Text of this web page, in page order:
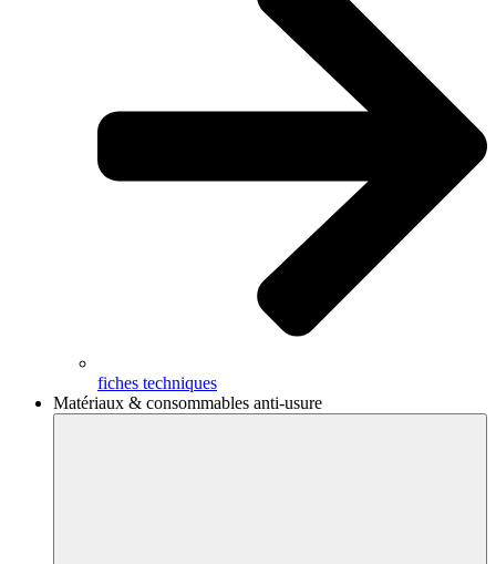
fiches techniques
Matériaux & consommables anti-usure